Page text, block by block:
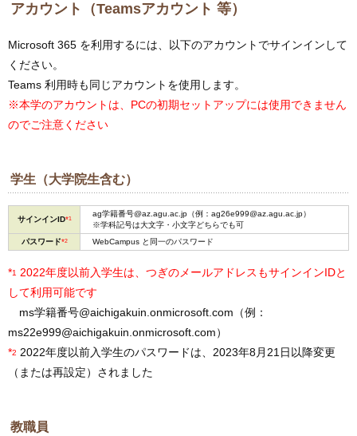
アカウント（Teamsアカウント 等）
Microsoft 365 を利用するには、以下のアカウントでサインインして
ください。
Teams 利用時も同じアカウントを使用します。
※本学のアカウントは、PCの初期セットアップには使用できません
のでご注意ください
学生（大学院生含む）
サインインID*1
ag学籍番号@az.agu.ac.jp（例：ag26e999@az.agu.ac.jp）
※学科記号は大文字・小文字どちらでも可
パスワード*2 WebCampus と同一のパスワード
*1
2022年度以前入学生は、つぎのメールアドレスもサインインIDと
して利用可能です
ms学籍番号@aichigakuin.onmicrosoft.com（例：
ms22e999@aichigakuin.onmicrosoft.com）
*2 2022年度以前入学生のパスワードは、2023年8月21日以降変更
（または再設定）されました
教職員